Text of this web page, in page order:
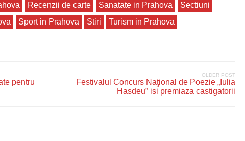
Recenzii de carte Sanatate in Prahova
Sectiuni
Sport in Prahova Stiri Turism in Prahova
pentru
OLDER POST
Festivalul Concurs Naţional de Poezie „Iulia
Hasdeu” isi premiaza castigatorii